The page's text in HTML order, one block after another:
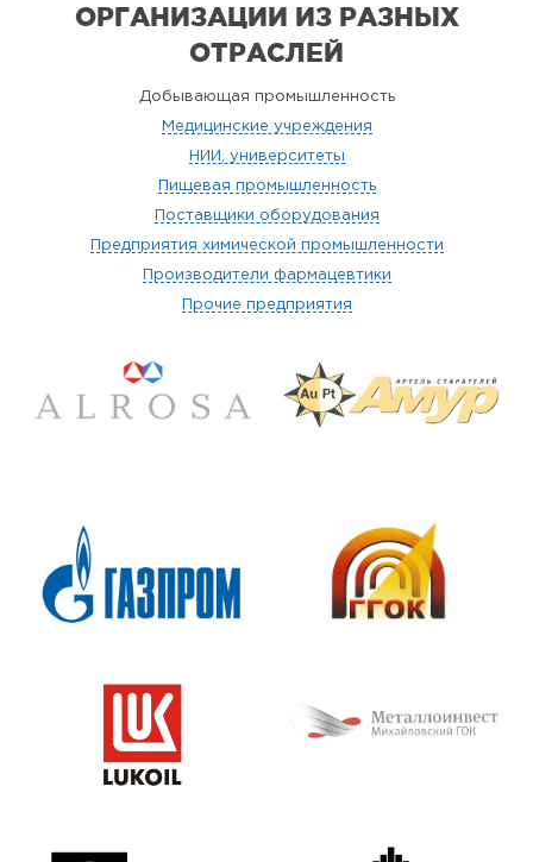
ОРГАНИЗАЦИИ ИЗ РАЗНЫХ
ОТРАСЛЕЙ
Добывающая промышленность
Медицинские учреждения
НИИ, университеты
Пищевая промышленность
Поставщики оборудования
Предприятия химической промышленности
Производители фармацевтики
Прочие предприятия